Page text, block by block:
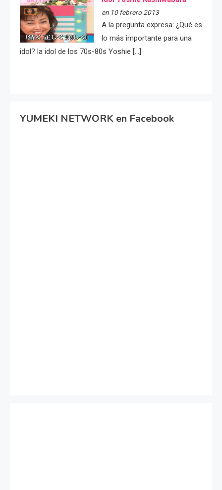
en 10 febrero 2013
A la pregunta expresa: ¿Qué es
lo más importante para una
idol? la idol de los 70s-80s Yoshie […]
YUMEKI NETWORK en Facebook